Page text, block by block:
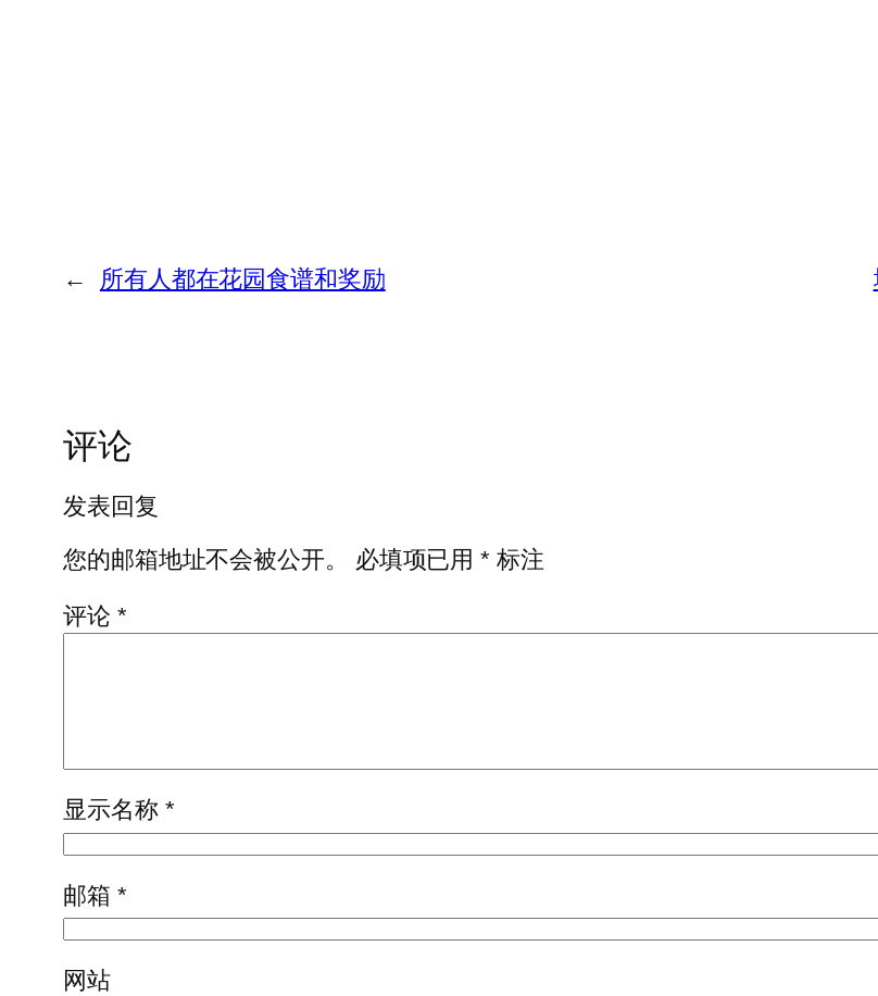
← 所有人都在花园食谱和奖励
评论
发表回复
您的邮箱地址不会被公开。
必填项已用* 标注
评论 *
显示名称 *
邮箱 *
网站